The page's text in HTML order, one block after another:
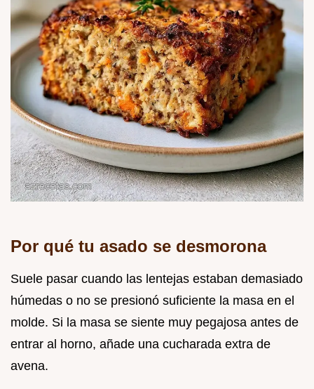
Por qué tu asado se desmorona
Suele pasar cuando las lentejas estaban demasiado
húmedas o no se presionó suficiente la masa en el
molde. Si la masa se siente muy pegajosa antes de
entrar al horno, añade una cucharada extra de
avena.